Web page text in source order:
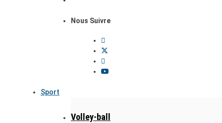
Nous Suivre
Sport
Volley-ball